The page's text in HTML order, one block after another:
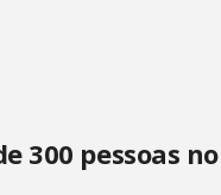
300 pessoas